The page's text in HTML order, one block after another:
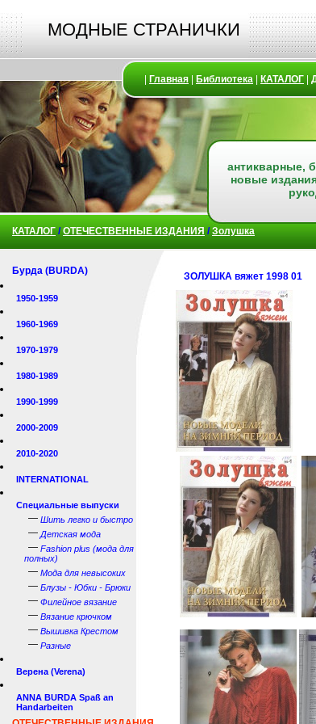
МОДНЫЕ СТРАНИЧКИ
Главная Библиотека КАТАЛОГ
антикварные,
новые
КАТАЛОГ /ОТЕЧЕСТВЕННЫЕ ИЗДАНИЯ /Золушка
Бурда (BURDA)
1950-1959
1960-1969
1970-1979
1980-1989
1990-1999
2000-2009
2010-2020
INTERNATIONAL
Специальные выпуски
— Шить легко и быстро
— Детская мода
— Fashion plus (мода для
полных)
— Мода для невысоких
— Блузы - Юбки - Брюки
— Филейное вязание
— Вязание крючком
— Вышивка Крестом
— Разные
Верена (Verena)
ANNA BURDA Spaß an
Handarbeiten
ЗОЛУШКА вяжет 1998 01